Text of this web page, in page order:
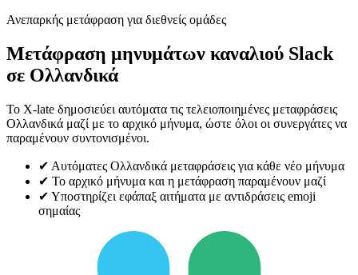
Ανεπαρκής μετάφραση για διεθνείς ομάδες
Μετάφραση μηνυμάτων καναλιού Slack
σε Ολλανδικά
Το X-late δημοσιεύει αυτόματα τις τελειοποιημένες μεταφράσεις
Ολλανδικά μαζί με το αρχικό μήνυμα, ώστε όλοι οι συνεργάτες να
παραμένουν συντονισμένοι.
✔ Αυτόματες Ολλανδικά μεταφράσεις για κάθε νέο μήνυμα
✔ Το αρχικό μήνυμα και η μετάφραση παραμένουν μαζί
✔ Υποστηρίζει εφάπαξ αιτήματα με αντιδράσεις emoji
σημαίας